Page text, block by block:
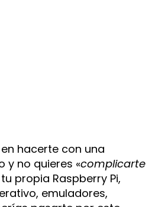
hacerte con una
y no quieres «complicarte
propia Raspberry Pi,
emuladores,